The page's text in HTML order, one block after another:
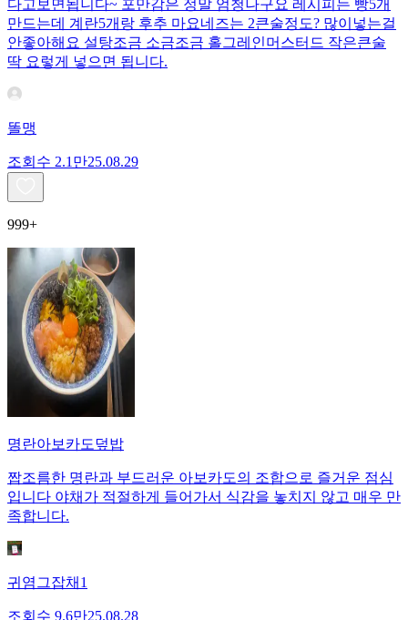
다고보면됩니다~ 포만감은 정말 엄청나구요 레시피는 빵5개
만드는데 계란5개랑 후추 마요네즈는 2큰술정도? 많이넣는걸
안좋아해요 설탕조금 소금조금 홀그레인머스터드 작은큰술
딱 요렇게 넣으면 됩니다.
똘맹
조회수 2.1만25.08.29
999+
명란아보카도덮밥
짭조름한 명란과 부드러운 아보카도의 조합으로 즐거운 점심
입니다 야채가 적절하게 들어가서 식감을 놓치지 않고 매우 만
족합니다.
귀염그잡채1
조회수 9.6만25.08.28